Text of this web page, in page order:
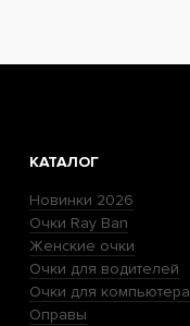
КАТАЛОГ
Новинки 2026
Очки Ray Ban
Женские очки
Очки для водителей
Очки для компьютера
Оправы